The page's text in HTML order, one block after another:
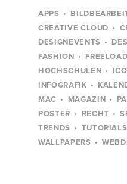
APPS
CREATIVE CLOUD
DESIGNEVENTS
FASHION
HOCHSCHULEN
INFOGRAFIK
MAC
MAGAZIN
POSTER
RECHT
TRENDS
TUTORIALS
WALLPAPERS